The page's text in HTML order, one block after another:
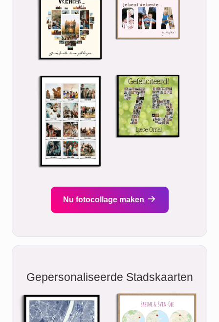
Nu fotocollage maken
Gepersonaliseerde Stadskaarten